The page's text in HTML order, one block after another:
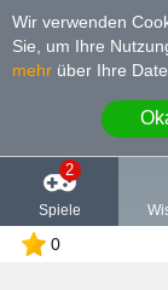
Wir verwenden
Sie, um Ihre
mehr über Ihre
2
Spiele
0